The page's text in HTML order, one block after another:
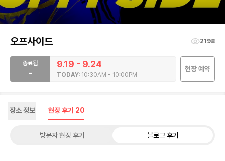
오프사이드 2198
종료됨
-
9.19 - 9.24
TODAY: 10:30AM - 10:00PM
현장 예약
장소 정보 현장 후기 20
방문자 현장 후기 블로그 후기